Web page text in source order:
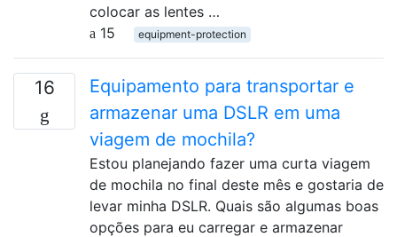
colocar as lentes …
15
equipment-protection
16
Equipamento para transportar e
armazenar uma DSLR em uma
viagem de mochila?
Estou planejando fazer uma curta viagem
de mochila no final deste mês e gostaria de
levar minha DSLR. Quais são algumas boas
opções para eu carregar e armazenar